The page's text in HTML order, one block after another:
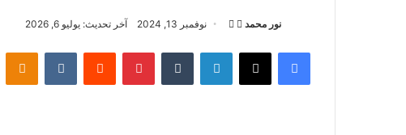
نور محمد
ت
عل
نوفمبر 13, 2024 آخر تحديث: يوليو 6, 2026
فيسبوك لينكدإن بينتيريست